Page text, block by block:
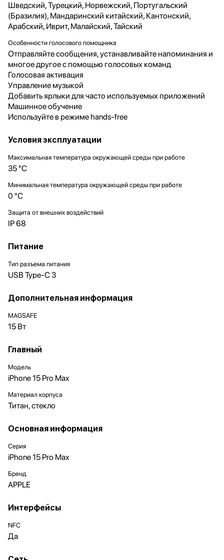
Шведский, Турецкий, Норвежский, Португальский
(Бразилия), Мандаринский китайский, Кантонский,
Арабский, Иврит, Малайский, Тайский
Особенности голосового помощника
Отправляйте сообщения, устанавливайте напоминания и
многое другое с помощью голосовых команд
Голосовая активация
Управление музыкой
Добавить ярлыки для часто используемых приложений
Машинное обучение
Используйте в режиме hands-free
Условия эксплуатации
Максимальная температура окружающей среды при работе
35 °C
Минимальная температура окружающей среды при работе
0 °C
Защита от внешних воздействий
IP 68
Питание
Тип разъема питания
USB Type-C 3
Дополнительная информация
MAGSAFE
15 Вт
Главный
Модель
iPhone 15 Pro Max
Материал корпуса
Титан, стекло
Основная информация
Серия
iPhone 15 Pro Max
Бренд
APPLE
Интерфейсы
NFC
Да